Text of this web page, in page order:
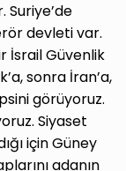
Suriye’de
devleti var.
İsrail Güvenlik
sonra İran’a,
görüyoruz.
Siyaset
için Güney
adanın